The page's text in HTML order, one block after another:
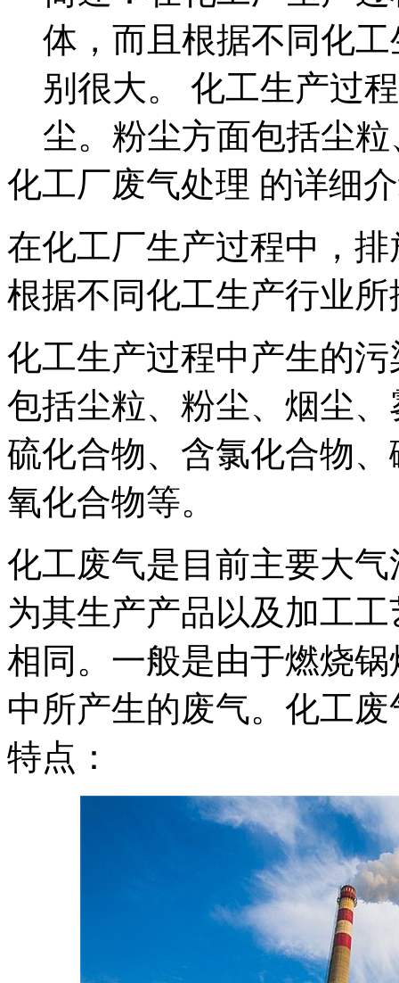
体，而且根据不同化
别很大。 化工生产过
尘。粉尘方面包括尘
化工厂废气处理 的详细
在化工厂生产过程中，
根据不同化工生产行业
化工生产过程中产生的
包括尘粒、粉尘、烟尘
硫化合物、含氯化合物
氧化合物等。
化工废气是目前主要大
为其生产产品以及加工
相同。一般是由于燃烧
中所产生的废气。化工
特点：